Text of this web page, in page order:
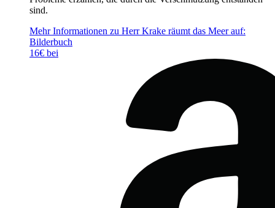
sind.
Mehr Informationen zu Herr Krake räumt das Meer auf:
Bilderbuch
16€ bei